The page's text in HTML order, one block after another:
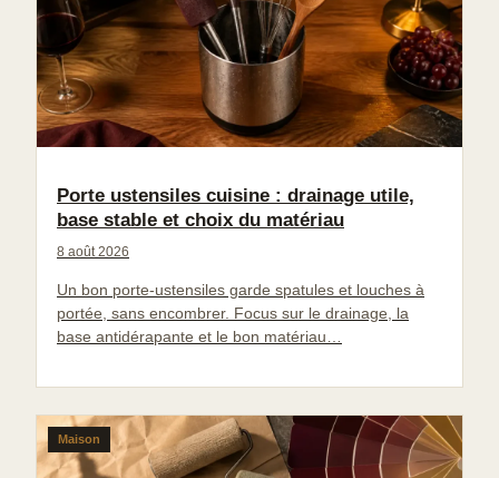
Porte ustensiles cuisine : drainage utile,
base stable et choix du matériau
8 août 2026
Un bon porte-ustensiles garde spatules et louches à
portée, sans encombrer. Focus sur le drainage, la
base antidérapante et le bon matériau…
Maison